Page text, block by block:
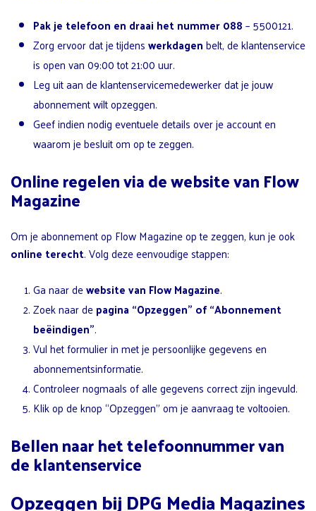
Pak je telefoon en draai het nummer 088– 5500121.
Zorg ervoor dat je tijdenswerkdagenbelt, de klantenservice
is open van 09:00 tot 21:00 uur.
Leg uit aan de klantenservicemedewerker dat je jouw
abonnement wilt opzeggen.
Geef indien nodig eventuele details over je account en
waarom je besluit om op te zeggen.
Online regelen via de website van Flow
Magazine
Om je abonnement op Flow Magazine op te zeggen, kun je ook
online terecht. Volg deze eenvoudige stappen:
Ga naar dewebsite van Flow Magazine.
Zoek naar depagina “Opzeggen” of “Abonnement
beëindigen”.
Vul het formulier in met je persoonlijke gegevens en
abonnementsinformatie.
Controleer nogmaals of alle gegevens correct zijn ingevuld.
Klik op de knop “Opzeggen” om je aanvraag te voltooien.
Bellen naar het telefoonnummer van
de klantenservice
Opzeggen bij DPG Media Magazines